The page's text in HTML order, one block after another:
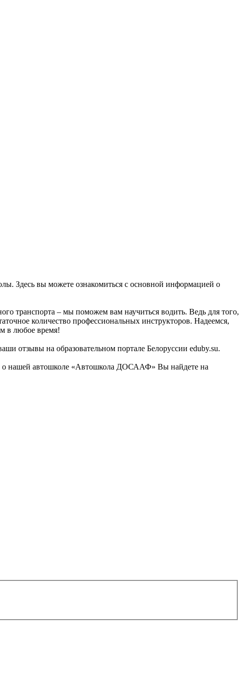
Здесь вы можете ознакомиться с основной информацией о
транспорта – мы поможем вам научиться водить. Ведь для того,
количество профессиональных инструкторов. Надеемся,
в любое время!
отзывы на образовательном портале Белоруссии eduby.su.
о нашей автошколе «Автошкола ДОСААФ» Вы найдете на